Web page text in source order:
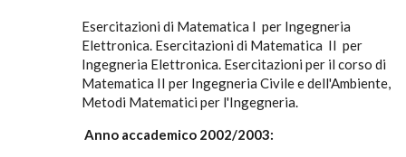
Esercitazioni di Matematica I per Ingegneria
Elettronica. Esercitazioni di Matematica II per
Ingegneria Elettronica. Esercitazioni per il corso di
Matematica II per Ingegneria Civile e dell'Ambiente,
Metodi Matematici per l'Ingegneria.
Anno accademico 2002/2003: